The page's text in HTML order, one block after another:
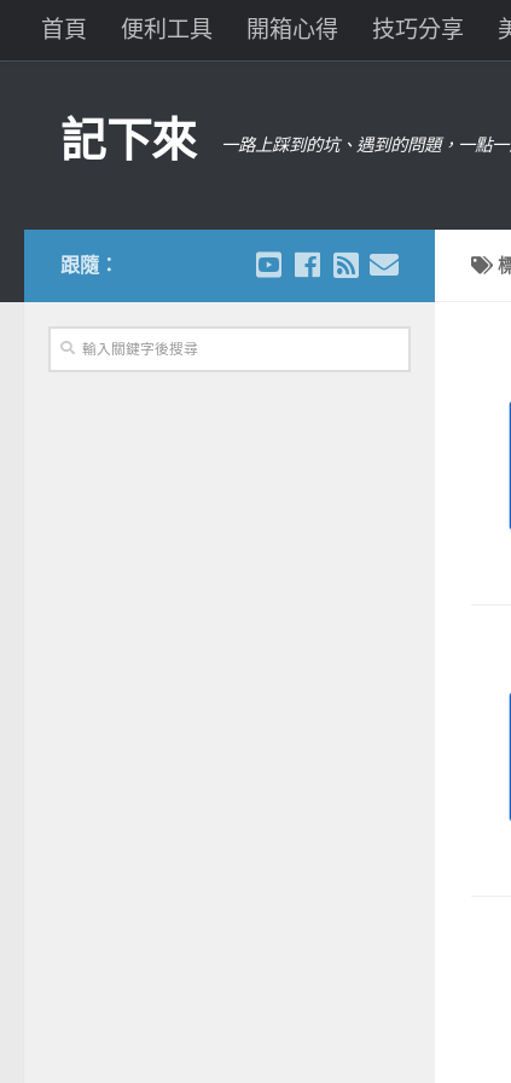
首頁 便利工具 開箱心得 技巧分享
記下來 一路上踩到的坑、遇到的問題，一點
跟隨：